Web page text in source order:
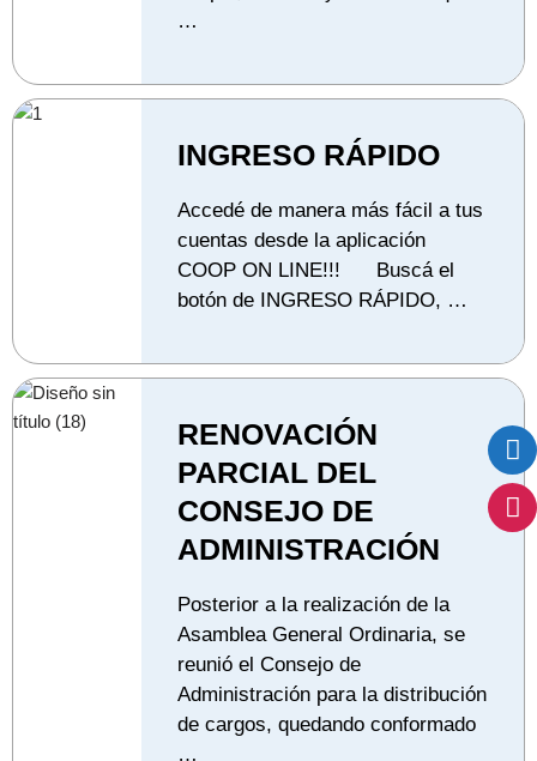
…
INGRESO RÁPIDO
Accedé de manera más fácil a tus
cuentas desde la aplicación
COOP ON LINE!!! Buscá el
botón de INGRESO RÁPIDO, …
RENOVACIÓN
PARCIAL DEL
CONSEJO DE
ADMINISTRACIÓN
Posterior a la realización de la
Asamblea General Ordinaria, se
reunió el Consejo de
Administración para la distribución
de cargos, quedando conformado
…